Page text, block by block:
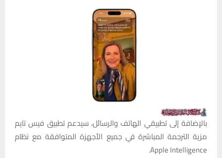
بالإضافة إلى تطبيقي الهاتف والرسائل، سيدعم تطبيق فيس تايم
مزية الترجمة المباشرة في جميع الأجهزة المتوافقة مع نظام
Apple Intelligence.